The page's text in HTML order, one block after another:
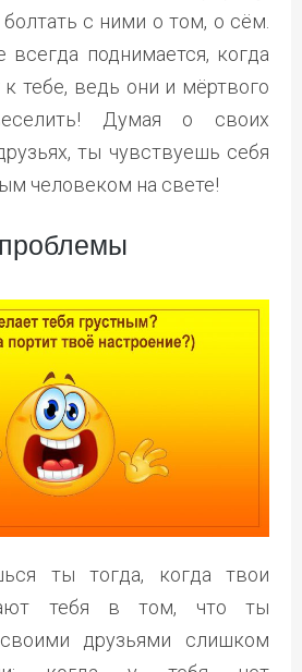
с ними о том, о сём.
всегда поднимается, когда
к тебе, ведь они и мёртвого
Думая о своих
ты чувствуешь себя
человеком на свете!
ты тогда, когда твои
тебя в том, что ты
друзьями слишком